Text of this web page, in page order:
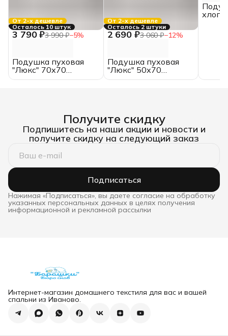
От 2-х дешевле
Осталось 10 штук
3 790 ₽3 990 ₽−5%
Подушка пуховая
"Люкс" 70х70
Belashoff высокая
От 2-х дешевле
Осталось 2 штуки
2 690 ₽3 060 ₽−12%
Подушка пуховая
"Люкс" 50х70
Belashoff высокая
Получите скидку
Подпишитесь на наши акции и новости и
получите скидку на следующий заказ
Подписаться
Нажимая «Подписаться», вы даете согласие на обработку
указанных персональных данных в целях получения
информационной и рекламной рассылки
Интернет-магазин домашнего текстиля для вас и вашей
спальни из Иваново.